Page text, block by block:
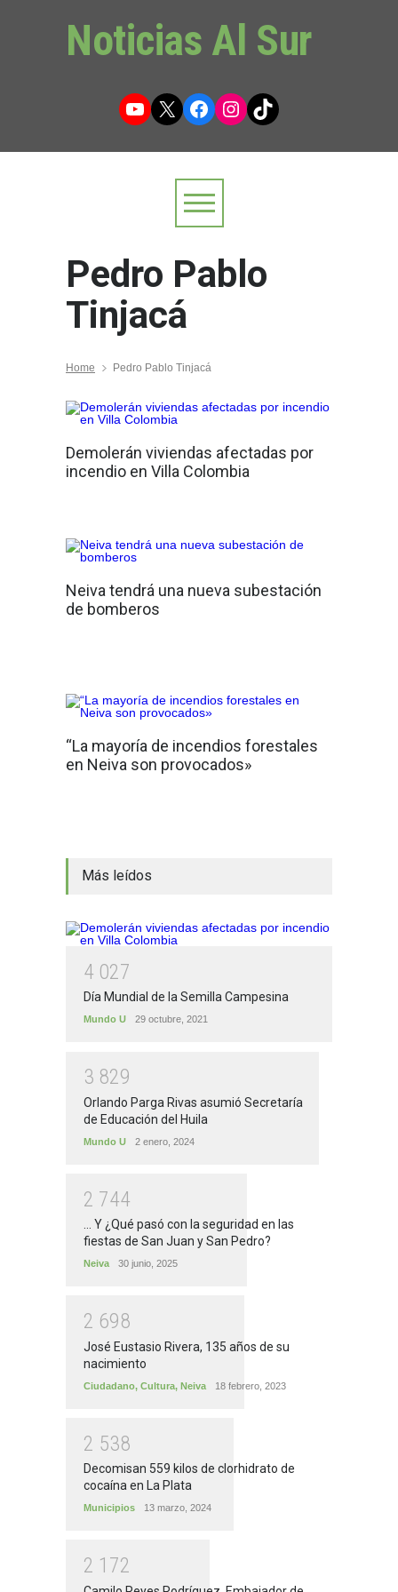
Noticias Al Sur
YouTube
X Facebook
Instagram
TikTok
Pedro Pablo
Tinjacá
Home Pedro Pablo Tinjacá
Demolerán viviendas afectadas por
incendio en Villa Colombia
Neiva tendrá una nueva subestación
de bomberos
“La mayoría de incendios forestales
en Neiva son provocados»
Más leídos
4 027
Día Mundial de la Semilla Campesina
Mundo U 29 octubre, 2021
3 829
Orlando Parga Rivas asumió Secretaría
de Educación del Huila
Mundo U 2 enero, 2024
2 744
... Y ¿Qué pasó con la seguridad en las
fiestas de San Juan y San Pedro?
Neiva 30 junio, 2025
2 698
José Eustasio Rivera, 135 años de su
nacimiento
Ciudadano, Cultura, Neiva 18 febrero, 2023
2 538
Decomisan 559 kilos de clorhidrato de
cocaína en La Plata
Municipios 13 marzo, 2024
2 1 72